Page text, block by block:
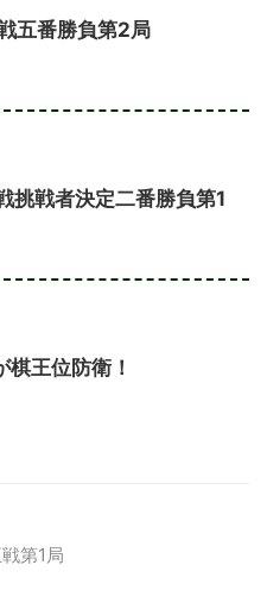
五番勝負第2局
挑戦者決定二番勝負第1
棋王位防衛！
第1局